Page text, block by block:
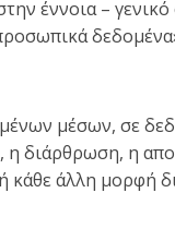
έννοια –
μέσων, σε
διάρθρωση, η
άλλη μορφή